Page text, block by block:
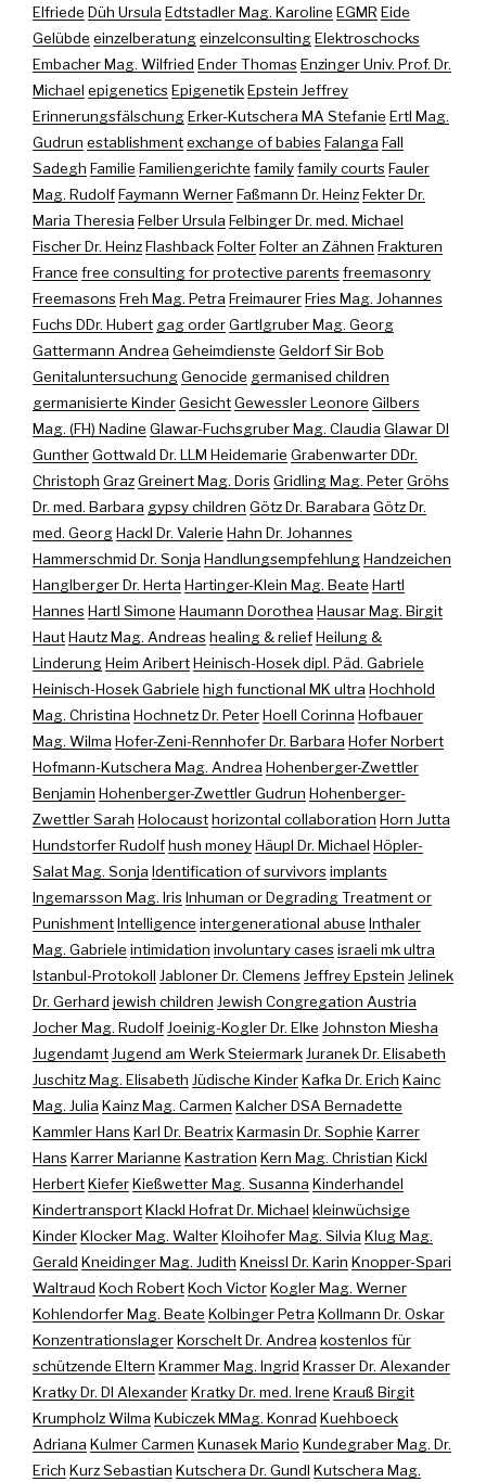
Elfriede Düh Ursula Edtstadler Mag. Karoline EGMR Eide
Gelübde einzelberatungeinzelconsultingElektroschocks
Embacher Mag. Wilfried Ender ThomasEnzinger Univ. Prof. Dr.
Michael epigeneticsEpigenetikEpstein Jeffrey
ErinnerungsfälschungErker-Kutschera MA Stefanie Ertl Mag.
Gudrun establishmentexchange of babiesFalanga Fall
Sadegh Familie Familiengerichte familyfamily courtsFauler
Mag. RudolfFaymann WernerFaßmann Dr. HeinzFekter Dr.
Maria Theresia Felber Ursula Felbinger Dr. med. Michael
Fischer Dr. HeinzFlashbackFolterFolter an Zähnen Frakturen
France free consulting for protective parentsfreemasonry
FreemasonsFreh Mag. Petra FreimaurerFries Mag. Johannes
Fuchs DDr. Hubert gag orderGartlgruber Mag. Georg
Gattermann Andrea Geheimdienste Geldorf Sir Bob
GenitaluntersuchungGenocide germanised children
germanisierte KinderGesichtGewessler Leonore Gilbers
Mag. (FH) Nadine Glawar-Fuchsgruber Mag. Claudia Glawar DI
GuntherGottwald Dr. LLM Heidemarie Grabenwarter DDr.
Christoph GrazGreinert Mag. DorisGridling Mag. PeterGröhs
Dr. med. Barbara gypsy children Götz Dr. Barabara Götz Dr.
med. GeorgHackl Dr. Valerie Hahn Dr. Johannes
Hammerschmid Dr. Sonja HandlungsempfehlungHandzeichen
Hanglberger Dr. Herta Hartinger-Klein Mag. Beate Hartl
HannesHartl Simone Haumann Dorothea Hausar Mag. Birgit
HautHautz Mag. Andreashealing & reliefHeilung &
LinderungHeim AribertHeinisch-Hosek dipl. Päd. Gabriele
Heinisch-Hosek Gabriele high functional MK ultra Hochhold
Mag. Christina Hochnetz Dr. PeterHoell Corinna Hofbauer
Mag. Wilma Hofer-Zeni-Rennhofer Dr. Barbara Hofer Norbert
Hofmann-Kutschera Mag. Andrea Hohenberger-Zwettler
Benjamin Hohenberger-Zwettler Gudrun Hohenberger-
Zwettler Sarah Holocausthorizontal collaboration Horn Jutta
Hundstorfer Rudolfhush moneyHäupl Dr. Michael Höpler-
Salat Mag. Sonja Identification of survivorsimplants
Ingemarsson Mag. IrisInhuman or Degrading Treatment or
PunishmentIntelligence intergenerational abuse Inthaler
Mag. Gabriele intimidation involuntary casesisraeli mk ultra
Istanbul-Protokoll Jabloner Dr. ClemensJeffrey Epstein Jelinek
Dr. Gerhard jewish children Jewish Congregation Austria
Jocher Mag. RudolfJoeinig-Kogler Dr. Elke Johnston Miesha
JugendamtJugend am Werk SteiermarkJuranek Dr. Elisabeth
Juschitz Mag. Elisabeth Jüdische KinderKafka Dr. Erich Kainc
Mag. Julia Kainz Mag. Carmen Kalcher DSA Bernadette
Kammler HansKarl Dr. BeatrixKarmasin Dr. Sophie Karrer
HansKarrer Marianne Kastration Kern Mag. Christian Kickl
HerbertKieferKießwetter Mag. Susanna Kinderhandel
KindertransportKlackl Hofrat Dr. Michael kleinwüchsige
KinderKlocker Mag. WalterKloihofer Mag. Silvia Klug Mag.
Gerald Kneidinger Mag. Judith Kneissl Dr. Karin Knopper-Spari
Waltraud Koch RobertKoch VictorKogler Mag. Werner
Kohlendorfer Mag. Beate Kolbinger Petra Kollmann Dr. Oskar
KonzentrationslagerKorschelt Dr. Andrea kostenlos für
schützende Eltern Krammer Mag. Ingrid Krasser Dr. Alexander
Kratky Dr. DI AlexanderKratky Dr. med. Irene Krauß Birgit
Krumpholz Wilma Kubiczek MMag. Konrad Kuehboeck
Adriana Kulmer Carmen Kunasek Mario Kundegraber Mag. Dr.
Erich Kurz Sebastian Kutschera Dr. Gundl Kutschera Mag.